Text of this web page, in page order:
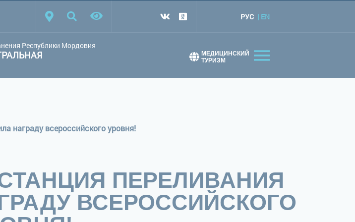
Черная схема Обычный сайт РУС EN
Республики Мордовия
МЕДИЦИНСКИЙ
ТУРИЗМ
награду всероссийского уровня!
ПЕРЕЛИВАНИЯ
ВСЕРОССИЙСКОГО